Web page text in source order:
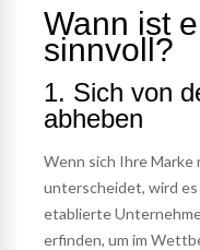
Wann ist
sinnvoll?
1. Sich von
abheben
Wenn sich Ihre Marke
unterscheidet, wird
etablierte
erfinden, um im